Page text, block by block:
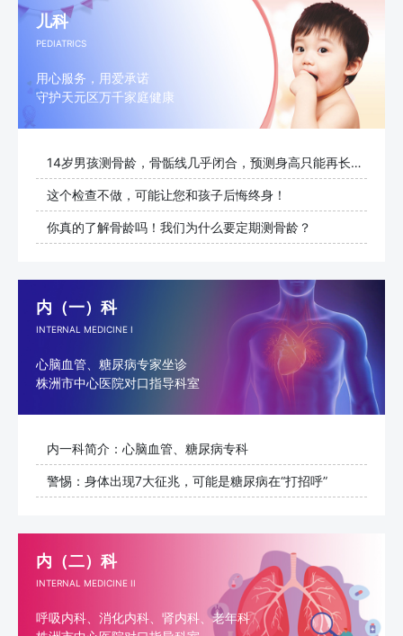
儿科
PEDIATRICS
用心服务，用爱承诺
守护天元区万千家庭健康
14岁男孩测骨龄，骨骺线几乎闭合，预测身高只能再长1cm
这个检查不做，可能让您和孩子后悔终身！
你真的了解骨龄吗！我们为什么要定期测骨龄？
内（一）科
INTERNAL MEDICINE I
心脑血管、糖尿病专家坐诊
株洲市中心医院对口指导科室
内一科简介：心脑血管、糖尿病专科
警惕：身体出现7大征兆，可能是糖尿病在“打招呼”
内（二）科
INTERNAL MEDICINE II
呼吸内科、消化内科、肾内科、老年科